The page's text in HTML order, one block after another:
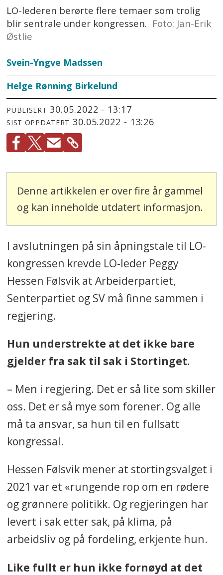
LO-lederen berørte flere temaer som trolig
blir sentrale under kongressen. Foto: Jan-Erik
Østlie
Svein-Yngve Madssen
Helge Rønning Birkelund
PUBLISERT 30.05.2022 - 13:17
SIST OPPDATERT 30.05.2022 - 13:26
Denne artikkelen er over fire år gammel
og kan inneholde utdatert informasjon.
I avslutningen på sin åpningstale til LO-
kongressen krevde LO-leder Peggy
Hessen Følsvik at Arbeiderpartiet,
Senterpartiet og SV må finne sammen i
regjering.
Hun understrekte at det ikke bare
gjelder fra sak til sak i Stortinget.
– Men i regjering. Det er så lite som skiller
oss. Det er så mye som forener. Og alle
må ta ansvar, sa hun til en fullsatt
kongressal.
Hessen Følsvik mener at stortingsvalget i
2021 var et «rungende rop om en rødere
og grønnere politikk. Og regjeringen har
levert i sak etter sak, på klima, på
arbeidsliv og på fordeling, erkjente hun.
Like fullt er hun ikke fornøyd at det